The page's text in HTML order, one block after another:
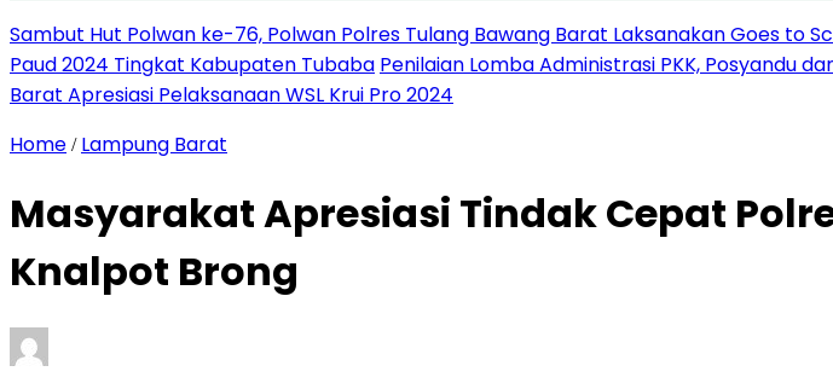
Sambut Hut Polwan ke-76, Polwan Polres Tulang Bawang Barat Laksanakan Goes to
Paud 2024 Tingkat Kabupaten Tubaba Penilaian Lomba Administrasi PKK, Posyandu
Barat Apresiasi Pelaksanaan WSL Krui Pro 2024
Home / Lampung Barat
Masyarakat Apresiasi Tindak Cepat
Knalpot Brong